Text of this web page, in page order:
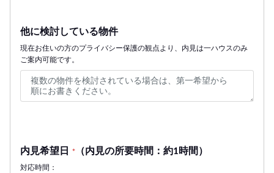
他に検討している物件
現在お住いの方のプライバシー保護の観点より、内見は一ハウスのみ
ご案内可能です。
内見希望日 * （内見の所要時間：約1時間）
対応時間：